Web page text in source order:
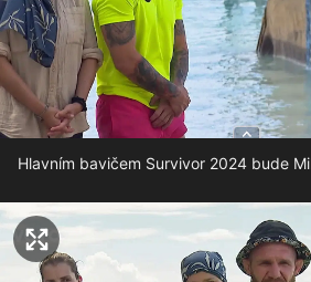
Hlavním bavičem Survivor 2024 bude